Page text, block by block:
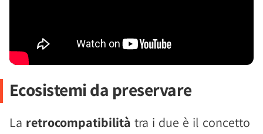
Ecosistemi da preservare
La retrocompatibilità tra i due è il concetto